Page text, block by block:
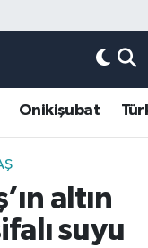
Onikişubat
altın
suyu
Haritası